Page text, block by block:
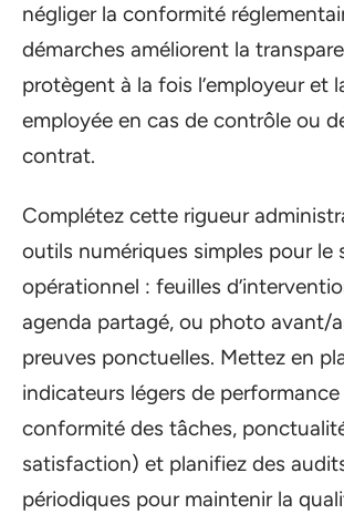
négliger la conformité
démarches améliorent la
protègent à la fois l’employeur et
employée en cas de contrôle ou
contrat.
Complétez cette rigueur
outils numériques simples pour le
opérationnel : feuilles
agenda partagé, ou photo avant/
preuves ponctuelles. Mettez en
indicateurs légers de
conformité des tâches,
satisfaction) et planifiez des
périodiques pour maintenir la